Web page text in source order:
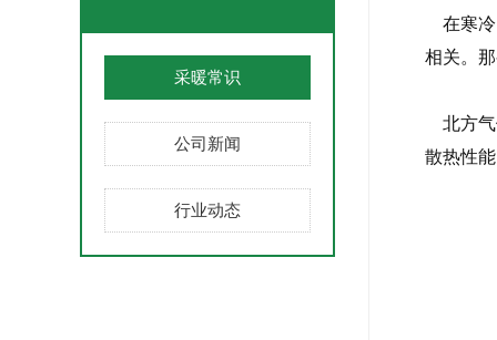
采暖常识
公司新闻
行业动态
在寒冷
相关。
北方气
散热性